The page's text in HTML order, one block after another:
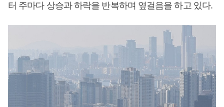
터 주마다 상승과 하락을 반복하며 옆걸음을 하고 있다.